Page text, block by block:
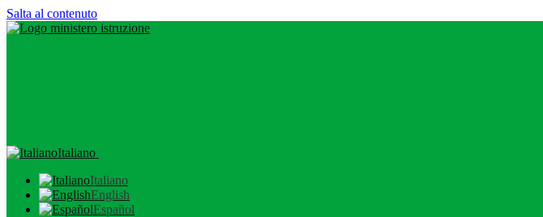
Salta al contenuto
Italiano
Italiano
English
Español